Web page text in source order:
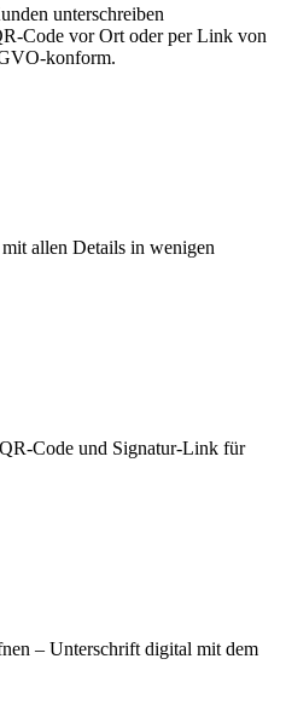
unterschreiben
Code vor Ort oder per Link von
konform.
allen Details in wenigen
Code und Signatur-Link für
– Unterschrift digital mit dem